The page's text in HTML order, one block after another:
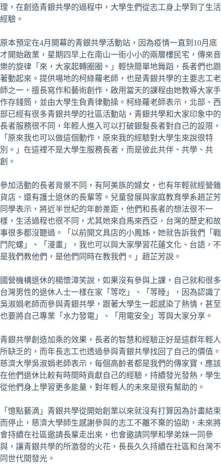
理，在創造青銀共學的過程中，大學生們從志工身上學到了生活
經驗。
原本預定在4月開幕的青銀共學活動站，因為疫情一直到10月底
才開始啟業，星期四早上在南山一街小小的兩層樓民宅，傳來音
樂的旋律「來，大家起轉圈圈。」輕快簡單地舞蹈，長者們也跟
著動起來。提供場地的柯綠蘿老師，也是青銀共學的主要志工老
師之一，擅長寫作和藝術創作，啟用當天的課程由她教導大家手
作存錢筒，並由大學生負責律動操。柯綠蘿老師表示，北部、西
部已經有很多青銀共學的社區活動站，青銀共學和大家印象中的
長者服務很不同，年輕人進入可以打破銀髮長者對自己的設限，
「原來我也可以做這個動作，原來我的經驗對大學生來說很特
別。」在這裡不是大學生服務長者，而是彼此共伴、共學、共
創。
參加活動的長者背景不同，有阿美族的婦女，也有年輕就經營雜
貨店、還有護士退休的長輩等。兒童發展與家庭教育學系趙芷芳
同學表示，將近半世紀的年齡差距，他們和長者的想法很不一
樣，生活過程也很不同，尤其她來自馬來西亞，台灣的歷史和故
事很多都沒聽過。「以前開文具店的小鳳姊，她就告訴我們「戰
鬥陀螺」、「漫畫」，我也可以與大家學習花蓮文化、台語，不
是我們教他們，是他們同時在教我們。」趙芷芳說。
國營機構退休的楊懷漳笑說，如果沒有參與上課，自己就和很多
台灣男性的退休人士一樣在家「等吃」、「等睡」，因為認識了
吳淑娟老師而參與青銀共學，跟著大學生一起感染了熱情，甚至
也要將自己專業「水力發電」、「用電安全」等與大家分享。
青銀共學創造加乘的效果，長者的智慧和經驗正好是這群年輕人
所缺乏的，而年長志工也透過參與青銀共學找回了自己的價值。
慈濟大學吳淑娟老師表示，每個高齡者都是我們的傳家寶，應該
在他們退休比較有時間時貢獻自己的經驗，持續發光發熱，學生
從他們身上學習更多能量，對年輕人的未來是很有幫助的。
「憶點藝滴」青銀共學從開始創業以來就沒有打算因為計畫結束
而停止，慈濟大學師生感謝參與的志工不離不棄的協助，未來將
會持續在社區邀請長輩走出來，也會邀請同學和學弟妹一同參
與，讓青銀共學的所激發的火花，長長久久持續在社區和台灣不
同世代間發光。